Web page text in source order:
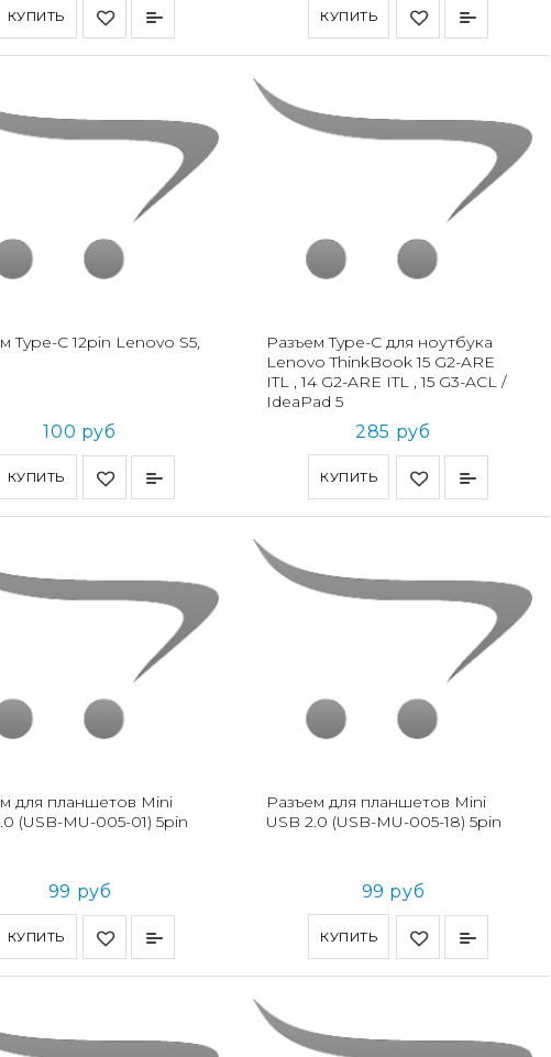
КУПИТЬ КУПИТЬ
КУПИТЬ
Type-C 12pin Lenovo S5,
100 руб
КУПИТЬ
Разъем Type-C для ноутбука
Lenovo ThinkBook 15 G2-ARE
ITL , 14 G2-ARE ITL , 15 G3-ACL /
IdeaPad 5
285 руб
КУПИТЬ
для планшетов Mini
(USB-MU-005-01) 5pin
99 руб
КУПИТЬ
Разъем для планшетов Mini
USB 2.0 (USB-MU-005-18) 5pin
99 руб